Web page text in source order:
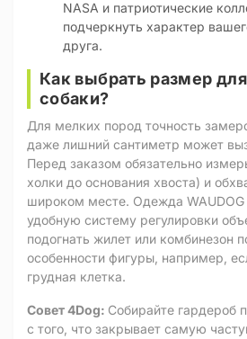
NASA и патриотические
подчеркнуть характер
друга.
Как выбрать размер
собаки?
Для мелких пород точность
даже лишний сантиметр может
Перед заказом обязательно
холки до основания хвоста) и
широком месте. Одежда
удобную систему регулировки
подогнать жилет или комбинезон
особенности фигуры, например,
грудная клетка.
Совет 4Dog: Собирайте гардероб
с того, что закрывает самую